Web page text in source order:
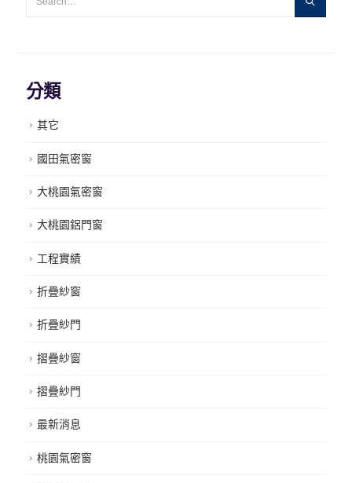
分類
其它
國田氣密窗
大桃園氣密窗
大桃園鋁門窗
工程實績
折疊紗窗
折疊紗門
摺疊紗窗
摺疊紗門
最新消息
桃園氣密窗